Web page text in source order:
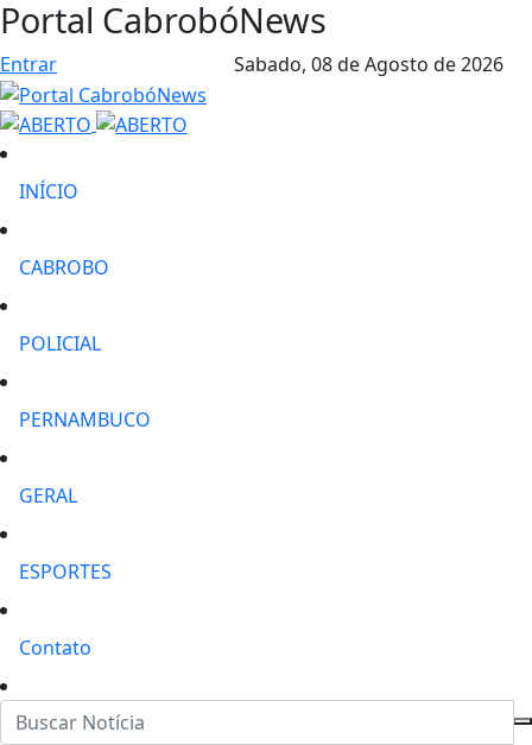
Portal CabrobóNews
Entrar Sabado, 08 de Agosto de 2026
INÍCIO
CABROBO
POLICIAL
PERNAMBUCO
GERAL
ESPORTES
Contato